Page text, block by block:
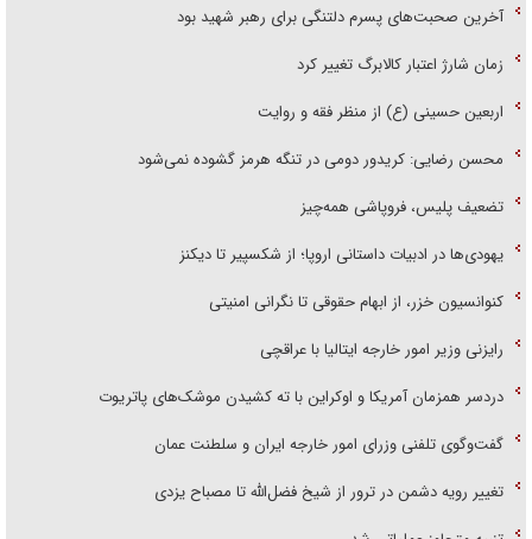
آخرین صحبت‌های پسرم دلتنگی برای رهبر شهید بود
زمان شارژ اعتبار کالابرگ تغییر کرد
اربعین حسینی (ع) از منظر فقه و روایت
محسن رضایی: کریدور دومی در تنگه هرمز گشوده نمی‌شود
تضعیف پلیس، فروپاشی همه‌چیز
یهودی‌ها در ادبیات داستانی اروپا؛ از شکسپیر تا دیکنز
کنوانسیون خزر، از ابهام حقوقی تا نگرانی امنیتی
رایزنی وزیر امور خارجه ایتالیا با عراقچی
دردسر همزمان آمریکا و اوکراین با ته کشیدن موشک‌های پاتریوت
گفت‌وگوی تلفنی وزرای امور خارجه ایران و سلطنت عمان
تغییر رویه دشمن در ترور از شیخ فضل‌الله تا مصباح یزدی